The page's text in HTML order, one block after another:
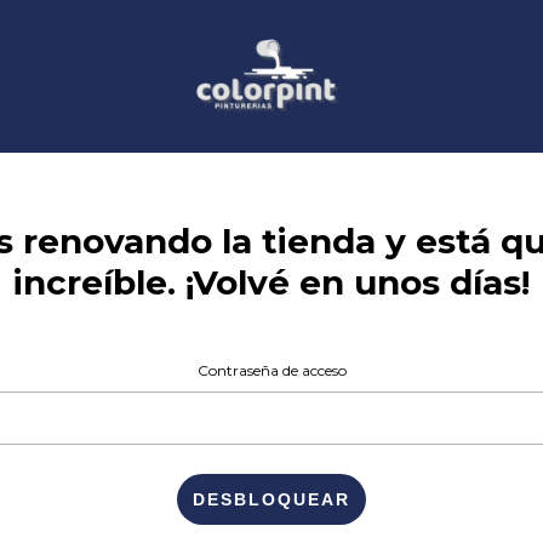
renovando la tienda y está
increíble. ¡Volvé en unos días!
Contraseña de acceso
DESBLOQUEAR